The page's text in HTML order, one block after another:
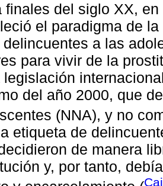
finales del siglo XX,
el paradigma de
delincuentes a las
para vivir de la
legislación
del año 2000, que
(NNA), y no
etiqueta de
de manera
y, por tanto,